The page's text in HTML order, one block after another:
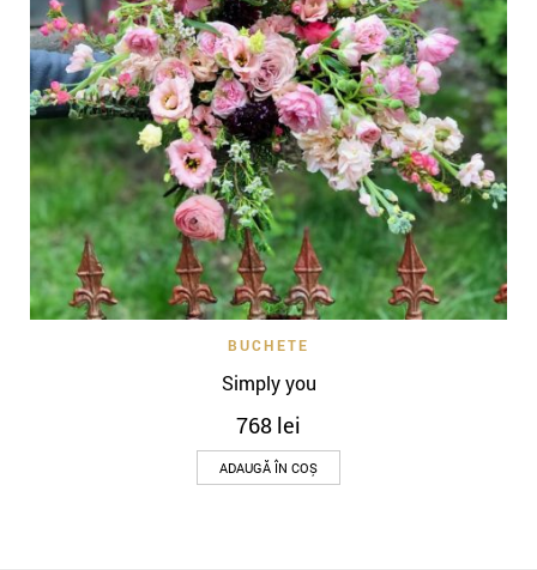
BUCHETE
Simply you
768 lei
ADAUGĂ ÎN COȘ